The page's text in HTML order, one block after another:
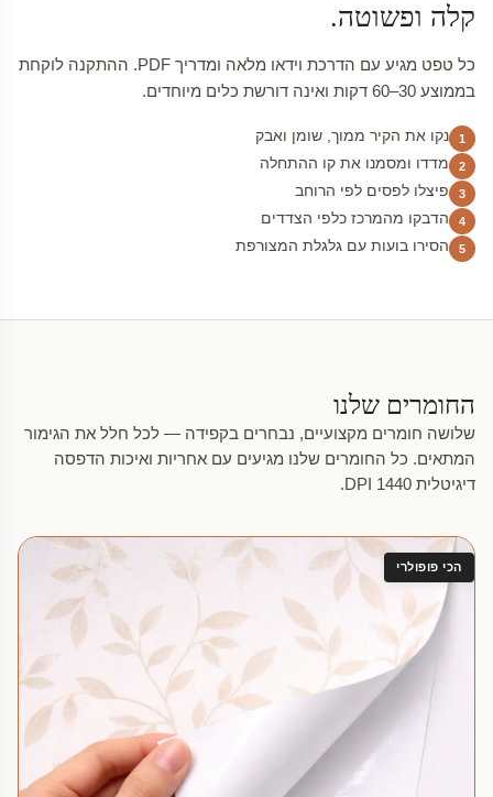
קלה ופשוטה.
כל טפט מגיע עם הדרכת וידאו מלאה ומדריך PDF. ההתקנה לוקחת
בממוצע 30–60 דקות ואינה דורשת כלים מיוחדים.
1 נקו את הקיר ממוך, שומן ואבק
2 מדדו ומסמנו את קו ההתחלה
3 פיצלו לפסים לפי הרוחב
4 הדבקו מהמרכז כלפי הצדדים
5 הסירו בועות עם גלגלת המצורפת
החומרים שלנו
שלושה חומרים מקצועיים, נבחרים בקפידה — לכל חלל את הגימור
המתאים. כל החומרים שלנו מגיעים עם אחריות ואיכות הדפסה
דיגיטלית 1440 DPI.
הכי פופולרי